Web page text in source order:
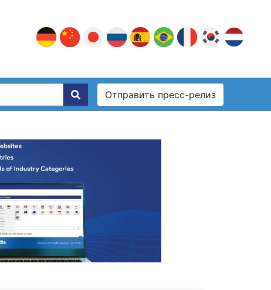
Отправить пресс-релиз